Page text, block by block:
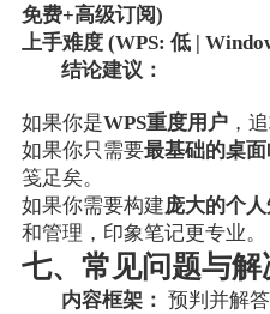
免费+高级订阅)
上手难度 (WPS: 低 |
结论建议：
如果你是WPS重度用户，
如果你只需要最基础的桌
笺足矣。
如果你需要构建庞大的个
和管理，印象笔记更专业。
七、常见问题与解
内容框架： 预判并解